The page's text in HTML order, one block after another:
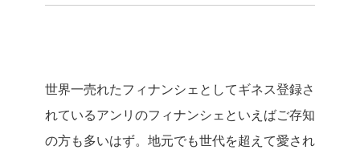
世界一売れたフィナンシェとしてギネス登録さ
れているアンリのフィナンシェといえばご存知
の方も多いはず。地元でも世代を超えて愛され